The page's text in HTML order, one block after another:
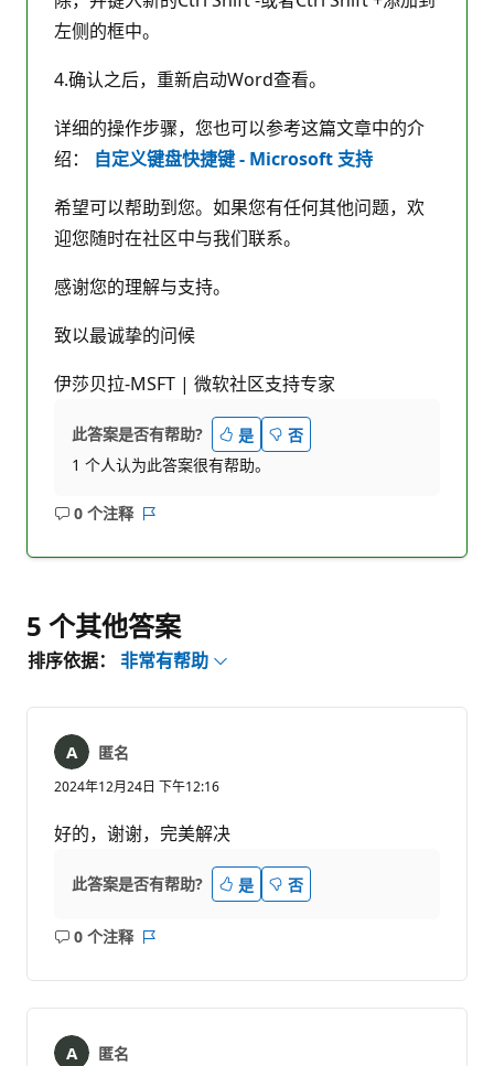
左侧的框中。
4.确认之后，重新启动Word查看。
详细的操作步骤，您也可以参考这篇文章中的介
绍： 自定义键盘快捷键 - Microsoft 支持
希望可以帮助到您。如果您有任何其他问题，欢
迎您随时在社区中与我们联系。
感谢您的理解与支持。
致以最诚挚的问候
伊莎贝拉-MSFT | 微软社区支持专家
此答案是否有帮助? 是
否
1 个人认为此答案很有帮助。
0 个注释
无
报
5 个其他答案
排序依据： 非常有帮助
匿名
2024年12月24日 下午12:16
好的，谢谢，完美解决
此答案是否有帮助? 是 否
0 个注释
无
报
匿名